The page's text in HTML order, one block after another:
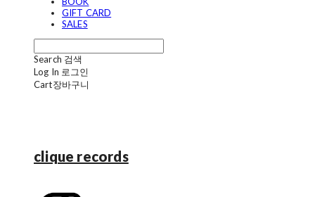
GIFT CARD
SALES
Search 검색
Log In 로그인
Cart장바구니
clique records